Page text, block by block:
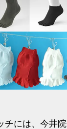
チには、今井